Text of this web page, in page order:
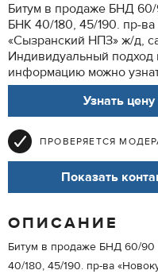
Битум в продаже БНД
БНК 40/180, 45/190. пр-
«Сызранский НПЗ» ж/д,
Индивидуальный
информацию можно
Узнать цену
ПРОВЕРЯЕТСЯ
Показать
ОПИСАНИЕ
Битум в продаже БНД 60/
40/180, 45/190. пр-ва